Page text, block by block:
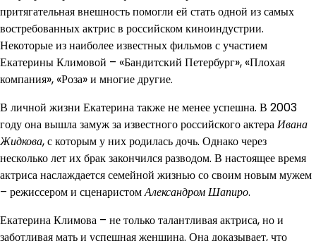
притягательная внешность помогли ей стать одной из самых
востребованных актрис в российском киноиндустрии.
Некоторые из наиболее известных фильмов с участием
Екатерины Климовой – «Бандитский Петербург», «Плохая
компания», «Роза» и многие другие.
В личной жизни Екатерина также не менее успешна. В 2003
году она вышла замуж за известного российского актераИвана
Жидкова, с которым у них родилась дочь. Однако через
несколько лет их брак закончился разводом. В настоящее время
актриса наслаждается семейной жизнью со своим новым мужем
– режиссером и сценаристомАлександром Шапиро.
Екатерина Климова – не только талантливая актриса, но и
заботливая мать и успешная женщина. Она доказывает, что